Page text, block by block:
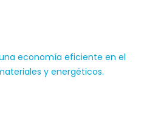
economía eficiente en el
y energéticos.